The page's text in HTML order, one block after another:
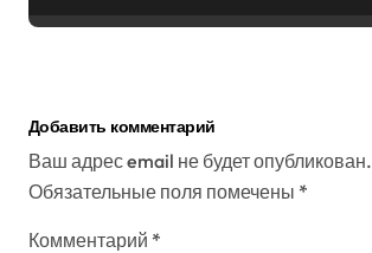
Добавить комментарий
Ваш адрес email не будет опубликован.
Обязательные поля помечены *
Комментарий *